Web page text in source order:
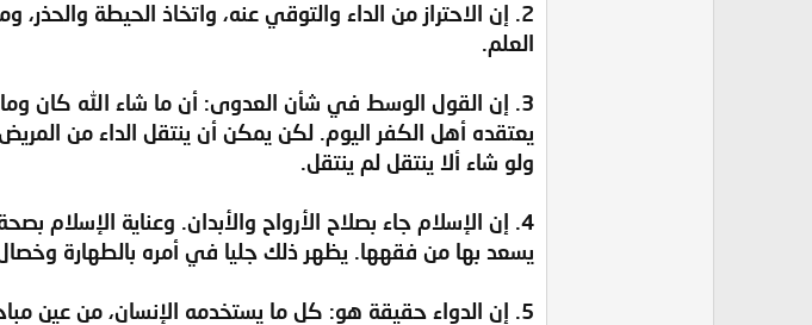
2. إن الاحتراز من الداء والتوقي عنه، واتخاذ الحيطة
العلم.
3. إن القول الوسط في شأن العدوى: أن ما شاء الله كان
يعتقده أهل الكفر اليوم. لكن يمكن أن ينتقل الداء من
ولو شاء ألا ينتقل لم ينتقل.
4. إن الإسلام جاء بصلاح الأرواح والأبدان. وعناية
يسعد بها من فقهها. يظهر ذلك جليا في أمره بالطهارة وخصال
5. إن الدواء حقيقة هو: كل ما يستخدمه الإنسان، من عين